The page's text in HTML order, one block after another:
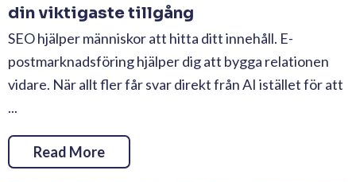
din viktigaste tillgång
SEO hjälper människor att hitta ditt innehåll. E-
postmarknadsföring hjälper dig att bygga relationen
vidare. När allt fler får svar direkt från AI istället för att
...
Read More